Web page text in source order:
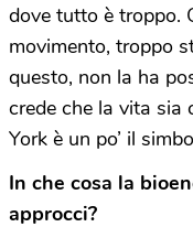
dove tutto è troppo.
movimento, troppo
questo, non la ha
crede che la vita sia
York è un po’ il
In che cosa la
approcci?